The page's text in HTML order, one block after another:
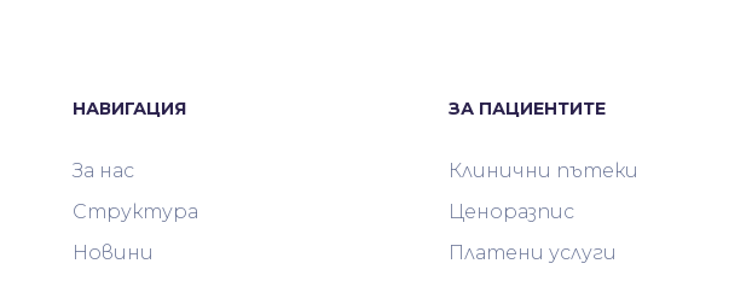
НАВИГАЦИЯ
За нас
Структура
Новини
ЗА ПАЦИЕНТИТЕ
Клинични пътеки
Ценоразпис
Платени услуги